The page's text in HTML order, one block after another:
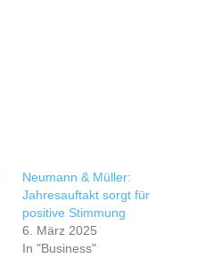
Neumann & Müller:
Jahresauftakt sorgt für
positive Stimmung
6. März 2025
In "Business"